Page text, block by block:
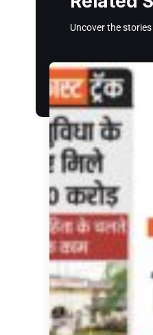
Uncover the